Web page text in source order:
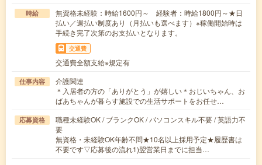
時給
無資格未経験：時給1600円～ 経験者：時給1800円～★日
払い／週払い制度あり（月払いも選べます）※稼働開始時は
手続き完了次第のお支払いとなります。
交通費
交通費全額支給※規定有
仕事内容
介護関連
＊入居者の方の「ありがとう」が嬉しい＊おじいちゃん、お
ばあちゃんが暮らす施設での生活サポートをお任せ…
応募資格
職種未経験OK / ブランクOK / パソコンスキル不要 / 英語力不
要
無資格・未経験OK年齢不問★10名以上採用予定★履歴書は
不要です▽応募後の流れ1)翌営業日までに担当…